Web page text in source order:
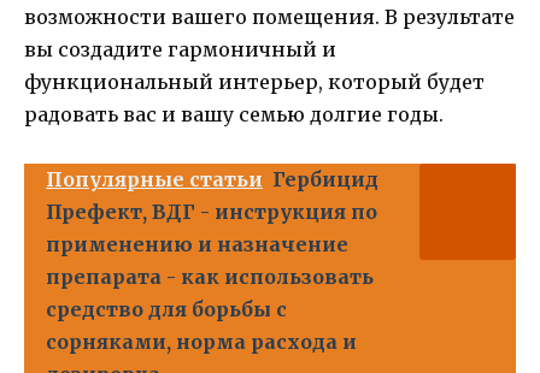
возможности вашего помещения. В результате
вы создадите гармоничный и
функциональный интерьер, который будет
радовать вас и вашу семью долгие годы.
Популярные статьи Гербицид
Префект, ВДГ - инструкция по
применению и назначение
препарата - как использовать
средство для борьбы с
сорняками, норма расхода и